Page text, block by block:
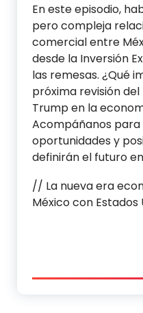
En este episodio,
pero compleja
comercial entre
desde la Inversión
las remesas. ¿Qué
próxima revisión
Trump en la
Acompáñanos
oportunidades y
definirán el futuro
// La nueva era
México con Estados